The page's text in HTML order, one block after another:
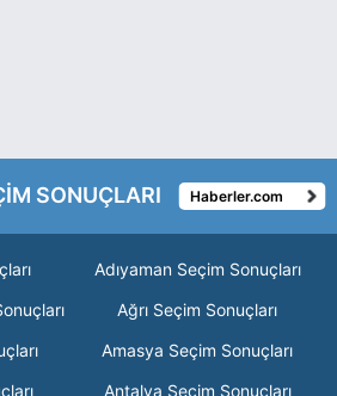
SONUÇLARI Haberler.com
Adıyaman Seçim Sonuçları
Ağrı Seçim Sonuçları
Amasya Seçim Sonuçları
Antalya Seçim Sonuçları